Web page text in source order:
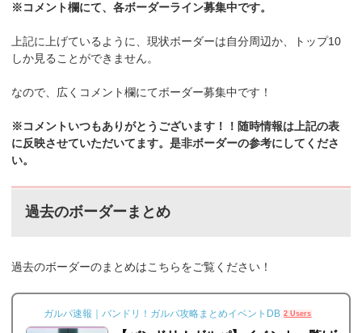
※コメント欄にて、各ボーダーライン募集中です。
上記に上げているように、現状ボーダーは自分周辺か、トップ10
しか見ることができません。
なので、広くコメント欄にてボーダー募集中です！
※コメントいつもありがとうございます！！随時情報は上記の表
に反映させていただいてます。是非ボーダーの参考にしてくださ
い。
過去のボーダーまとめ
過去のボーダーのまとめはこちらをご覧ください！
ガルパ速報｜バンドリ！ガルパ攻略まとめイベントDB 2 Users